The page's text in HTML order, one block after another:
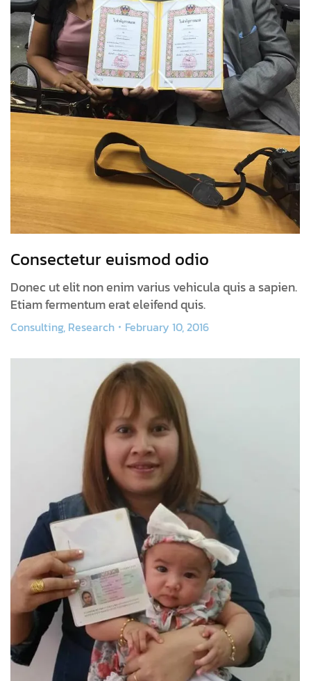
Consectetur euismod odio
Donec ut elit non enim varius vehicula quis a sapien.
Etiam fermentum erat eleifend quis.
Consulting, Research February 10, 2016